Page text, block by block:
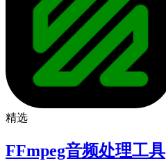
精选
FFmpeg音频处理工具